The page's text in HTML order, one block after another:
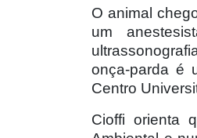
O animal
um
onça-parda é
Centro
Cioffi orienta